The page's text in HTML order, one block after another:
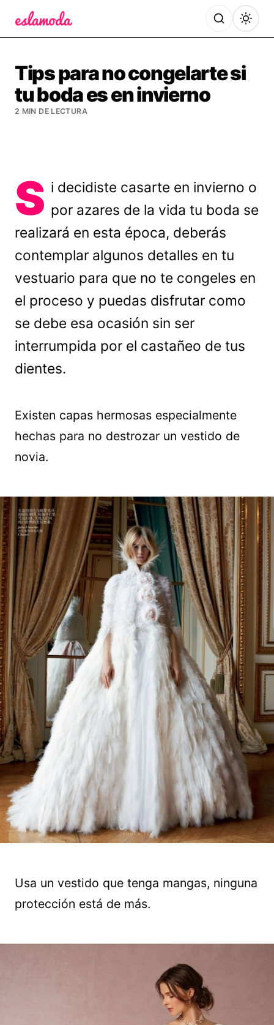
Tips para no congelarte si
tu boda es en invierno
2 MIN DE LECTURA
S i decidiste casarte en invierno o
por azares de la vida tu boda se
realizará en esta época, deberás
contemplar algunos detalles en tu
vestuario para que no te congeles en
el proceso y puedas disfrutar como
se debe esa ocasión sin ser
interrumpida por el castañeo de tus
dientes.
Existen capas hermosas especialmente
hechas para no destrozar un vestido de
novia.
Usa un vestido que tenga mangas, ninguna
protección está de más.